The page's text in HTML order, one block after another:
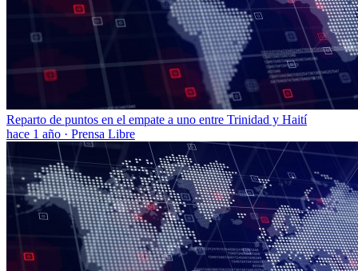
Reparto de puntos en el empate a uno entre Trinidad y Haití
hace 1 año · Prensa Libre